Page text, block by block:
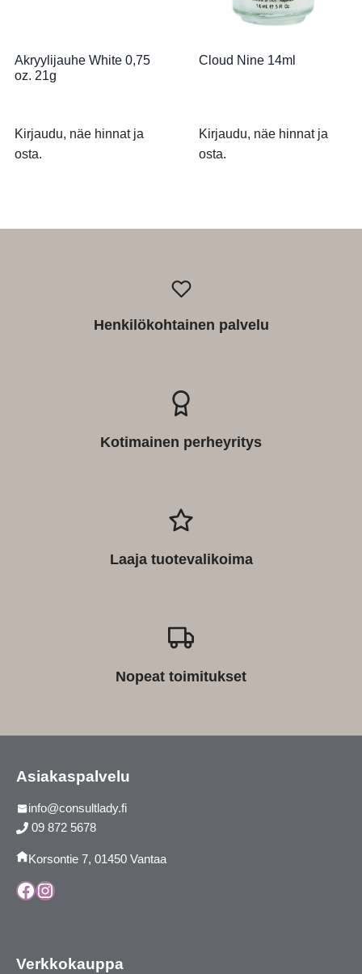
Akryylijauhe White 0,75
oz. 21g
Kirjaudu, näe hinnat ja
osta.
Cloud Nine 14ml
Kirjaudu, näe hinnat ja
osta.
Henkilökohtainen palvelu
Kotimainen perheyritys
Laaja tuotevalikoima
Nopeat toimitukset
Asiakaspalvelu
info@consultlady.fi
09 872 5678
Korsontie 7, 01450 Vantaa
Facebook
Instagram
Verkkokauppa